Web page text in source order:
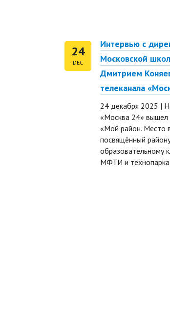
24
DEC
Интервью с
Московской
Дмитрием
телеканала
24 декабря 2025 |
«Москва 24» вышел
«Мой район. Место
посвящённый
образовательному
МФТИ и технопарка